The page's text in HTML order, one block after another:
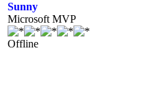
Sunny
Microsoft MVP
Offline